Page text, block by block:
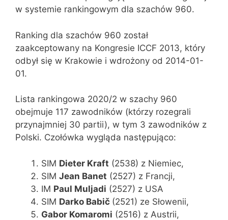
w systemie rankingowym dla szachów 960.
Ranking dla szachów 960 został
zaakceptowany na Kongresie ICCF 2013, który
odbył się w Krakowie i wdrożony od 2014-01-
01.
Lista rankingowa 2020/2 w szachy 960
obejmuje 117 zawodników (którzy rozegrali
przynajmniej 30 partii), w tym 3 zawodników z
Polski. Czołówka wygląda następująco:
SIM Dieter Kraft (2538) z Niemiec,
SIM Jean Banet (2527) z Francji,
IM Paul Muljadi (2527) z USA
SIM Darko Babič (2521) ze Słowenii,
Gabor Komaromi (2516) z Austrii,